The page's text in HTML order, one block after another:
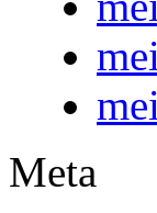
Meta